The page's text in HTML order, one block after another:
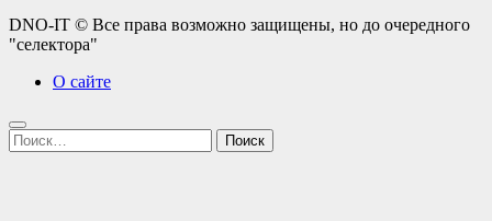
DNO-IT © Все права возможно защищены, но до очередного
"селектора"
О сайте
Найти: